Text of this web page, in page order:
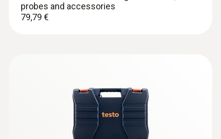
para medições em ar/g... - for
measurements in air / flue gases
probes and accessories
79,79 €